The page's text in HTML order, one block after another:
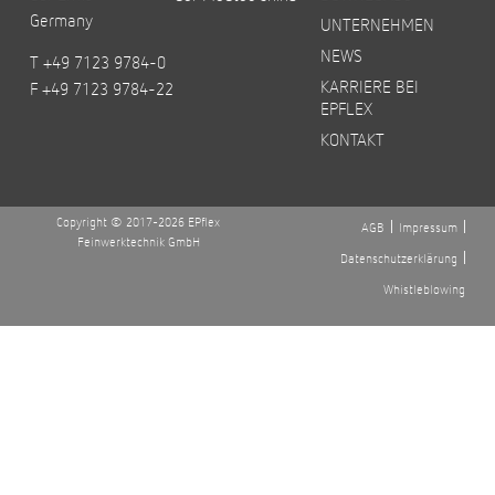
Germany
T +49 7123 9784-0
F +49 7123 9784-22
UNTERNEHMEN
NEWS
KARRIERE BEI
EPFLEX
KONTAKT
Copyright © 2017-2026 EPflex
Feinwerktechnik GmbH
AGB
Impressum
Datenschutzerklärung
Whistleblowing